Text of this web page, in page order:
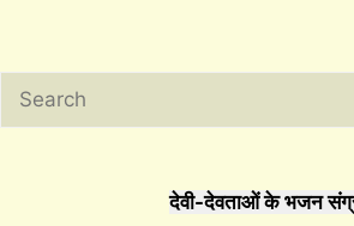
Search
देवी-देवताओं के भजन